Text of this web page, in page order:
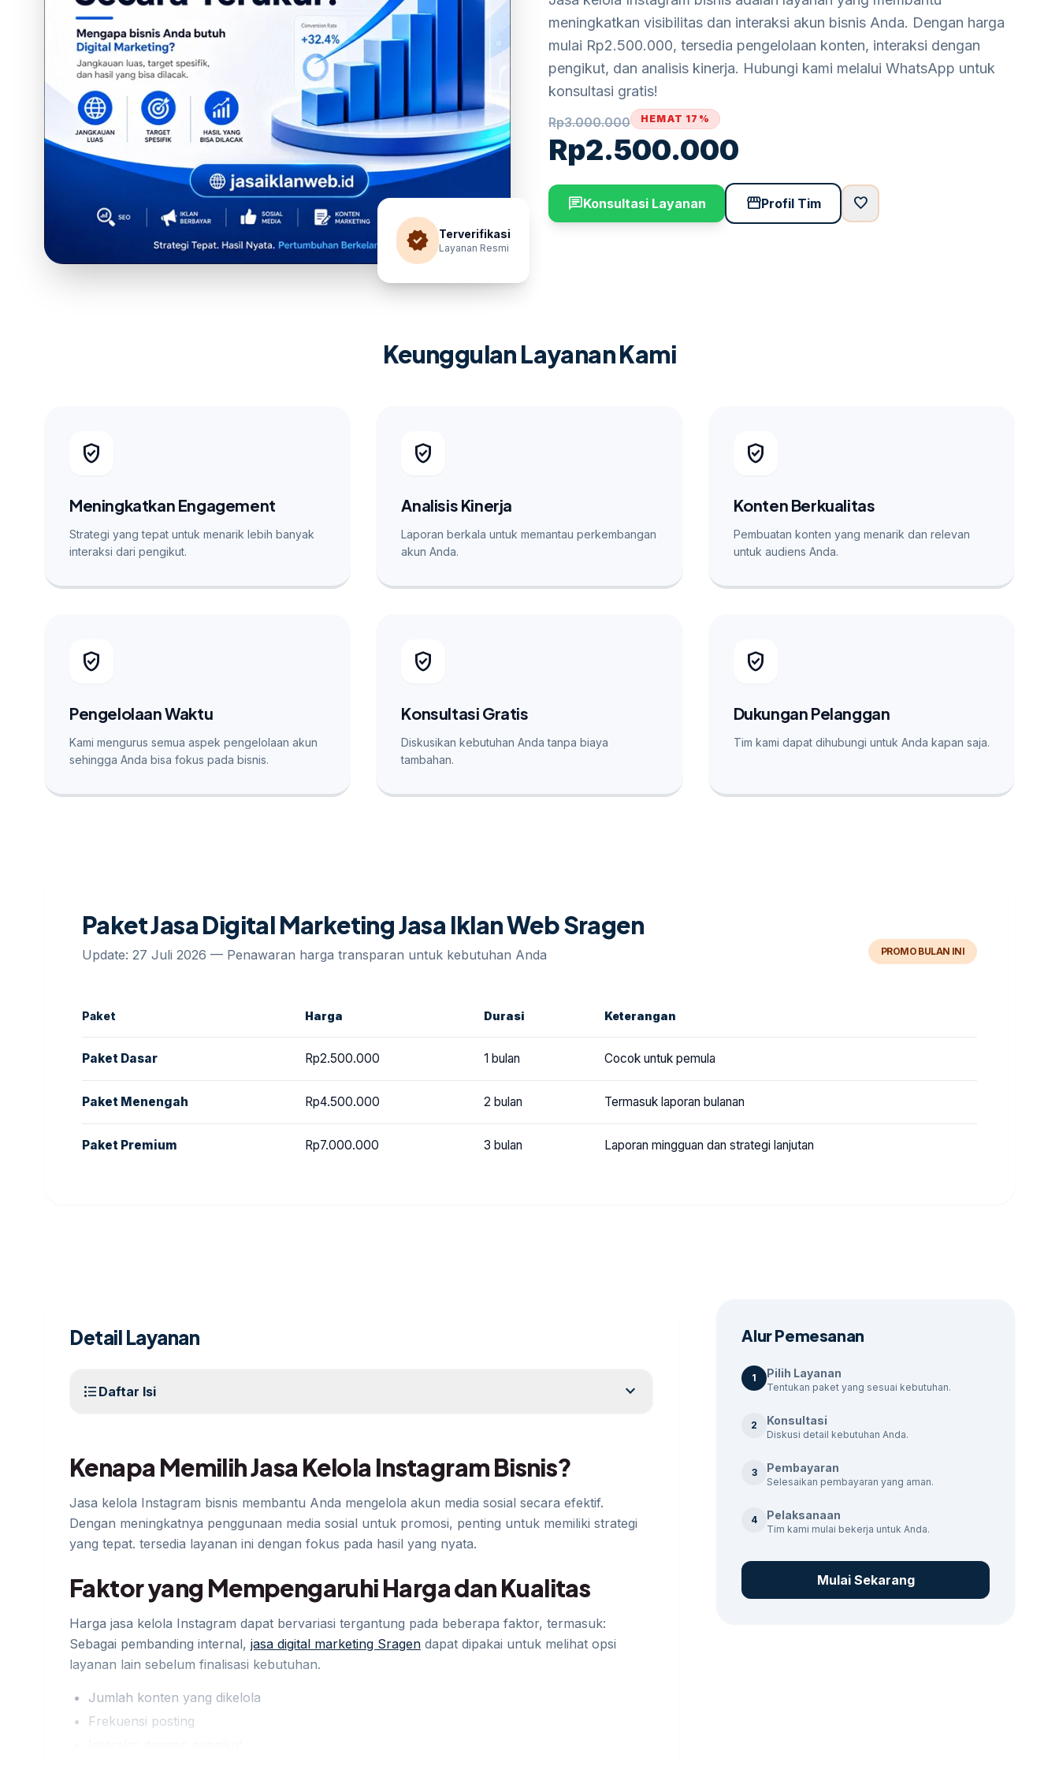
verified Terverifikasi
Layanan Resmi
meningkatkan visibilitas dan interaksi akun bisnis Anda. Dengan harga
mulai Rp2.500.000, tersedia pengelolaan konten, interaksi dengan
pengikut, dan analisis kinerja. Hubungi kami melalui WhatsApp untuk
konsultasi gratis!
Rp3.000.000
Rp2.500.000
HEMAT 17%
chatKonsultasi Layanan storefrontProfil Tim favorite
Keunggulan Layanan Kami
verified_user
Meningkatkan Engagement
Strategi yang tepat untuk menarik lebih banyak
interaksi dari pengikut.
verified_user
Analisis Kinerja
Laporan berkala untuk memantau perkembangan
akun Anda.
verified_user
Konten Berkualitas
Pembuatan konten yang menarik dan relevan
untuk audiens Anda.
verified_user
Pengelolaan Waktu
Kami mengurus semua aspek pengelolaan akun
sehingga Anda bisa fokus pada bisnis.
verified_user
Konsultasi Gratis
Diskusikan kebutuhan Anda tanpa biaya
tambahan.
verified_user
Dukungan Pelanggan
Tim kami dapat dihubungi untuk Anda kapan saja.
Paket Jasa Digital Marketing Jasa Iklan Web Sragen
Update: 27 Juli 2026 — Penawaran harga transparan untuk kebutuhan Anda PROMO BULAN INI
Paket Harga Durasi Keterangan
Paket Dasar Rp2.500.000 1 bulan Cocok untuk pemula
Paket Menengah Rp4.500.000 2 bulan Termasuk laporan bulanan
Paket Premium Rp7.000.000 3 bulan Laporan mingguan dan strategi lanjutan
Detail Layanan
format_list_bulleted Daftar Isi expand_more
Kenapa Memilih Jasa Kelola Instagram Bisnis?
Jasa kelola Instagram bisnis membantu Anda mengelola akun media sosial secara efektif.
Dengan meningkatnya penggunaan media sosial untuk promosi, penting untuk memiliki strategi
yang tepat. tersedia layanan ini dengan fokus pada hasil yang nyata.
Faktor yang Mempengaruhi Harga dan Kualitas
Harga jasa kelola Instagram dapat bervariasi tergantung pada beberapa faktor, termasuk:
Sebagai pembanding internal, jasa digital marketing Sragen dapat dipakai untuk melihat opsi
layanan lain sebelum finalisasi kebutuhan.
Jumlah konten yang dikelola
Frekuensi posting
Alur Pemesanan
1 Pilih Layanan
Tentukan paket yang sesuai kebutuhan.
2 Konsultasi
Diskusi detail kebutuhan Anda.
3 Pembayaran
Selesaikan pembayaran yang aman.
4 Pelaksanaan
Tim kami mulai bekerja untuk Anda.
Mulai Sekarang